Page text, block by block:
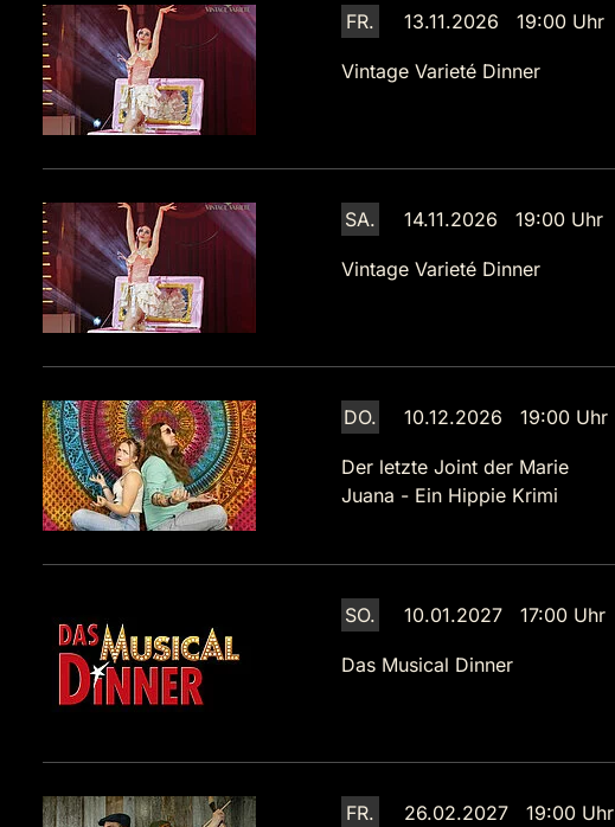
FR. 13.11.2026 19:00 Uhr
Vintage Varieté Dinner
SA. 14.11.2026 19:00 Uhr
Vintage Varieté Dinner
DO. 10.12.2026 19:00 Uhr
Der letzte Joint der Marie
Juana - Ein Hippie Krimi
SO. 10.01.2027 17:00 Uhr
Das Musical Dinner
FR. 26.02.2027 19:00 Uhr